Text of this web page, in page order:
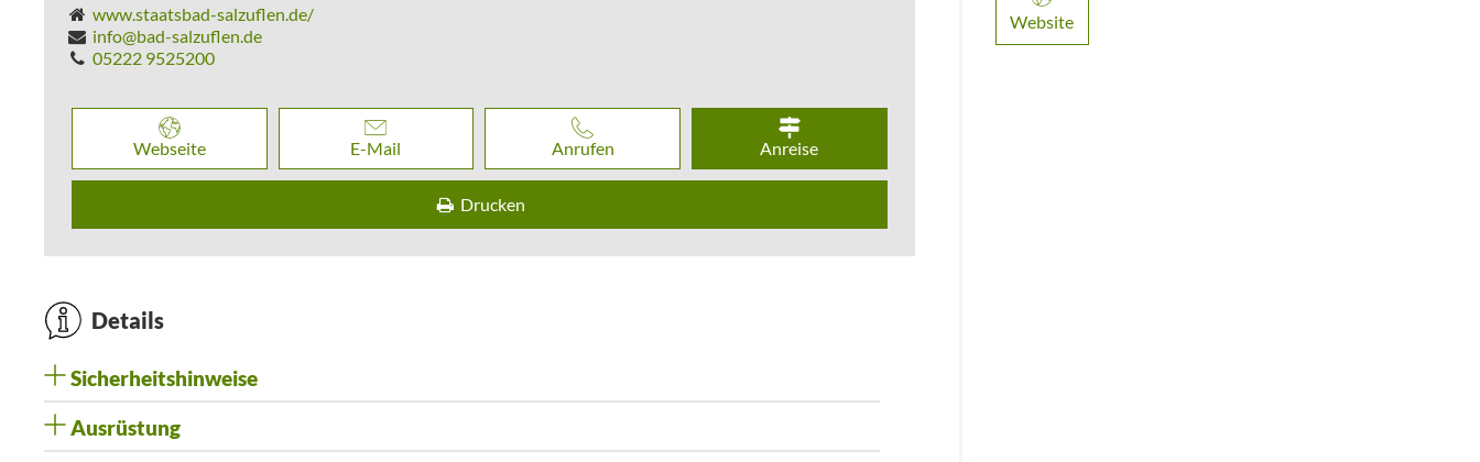
www.staatsbad-salzuflen.de/
info@bad-salzuflen.de
05222 9525200
Webseite E-Mail Anrufen Anreise
Drucken
Details
Sicherheitshinweise
Ausrüstung
Website